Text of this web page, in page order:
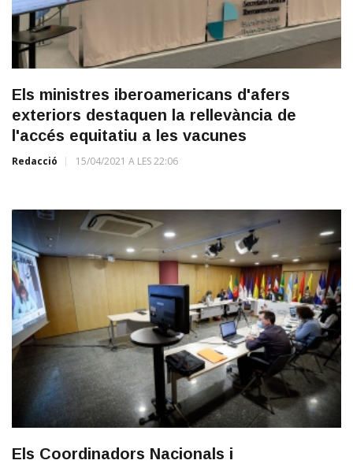
Els ministres iberoamericans d'afers
exteriors destaquen la rellevància de
l'accés equitatiu a les vacunes
Redacció 15/04/2021 A LES 22:06
Els Coordinadors Nacionals i